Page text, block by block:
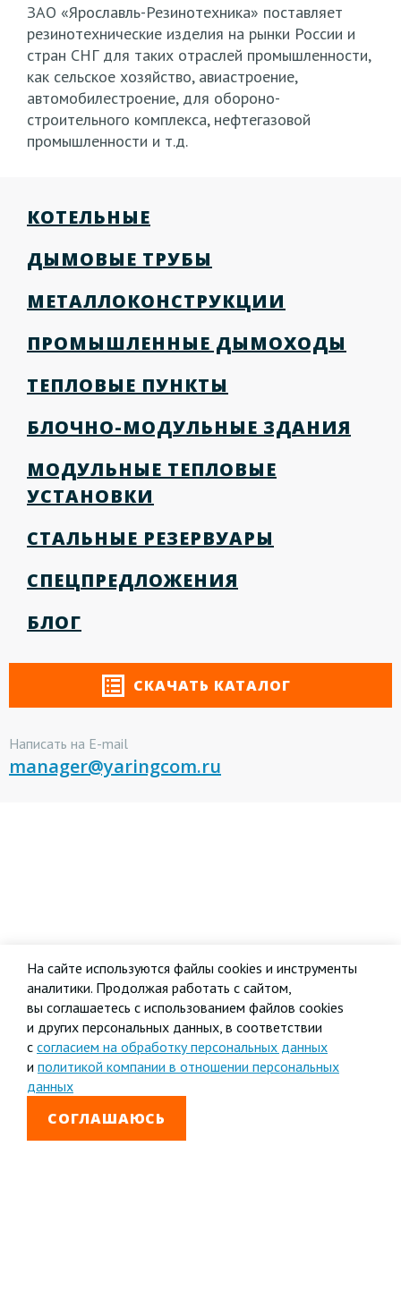
ЗАО «Ярославль-Резинотехника» поставляет
резинотехнические изделия на рынки России и
стран СНГ для таких отраслей промышленности,
как сельское хозяйство, авиастроение,
автомобилестроение, для обороно-
строительного комплекса, нефтегазовой
промышленности и т.д.
КОТЕЛЬНЫЕ
ДЫМОВЫЕ ТРУБЫ
МЕТАЛЛОКОНСТРУКЦИИ
ПРОМЫШЛЕННЫЕ ДЫМОХОДЫ
ТЕПЛОВЫЕ ПУНКТЫ
БЛОЧНО-МОДУЛЬНЫЕ ЗДАНИЯ
МОДУЛЬНЫЕ ТЕПЛОВЫЕ
УСТАНОВКИ
СТАЛЬНЫЕ РЕЗЕРВУАРЫ
СПЕЦПРЕДЛОЖЕНИЯ
БЛОГ
СКАЧАТЬ КАТАЛОГ
Написать на E-mail
manager@yaringcom.ru
На сайте используются файлы cookies и инструменты
аналитики. Продолжая работать с сайтом,
вы соглашаетесь с использованием файлов cookies
и других персональных данных, в соответствии
с согласием на обработку персональных данных
и политикой компании в отношении персональных
данных
СОГЛАШАЮСЬ